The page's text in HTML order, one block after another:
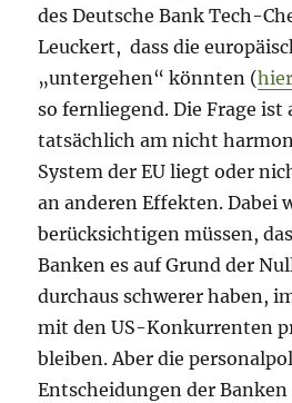
des Deutsche Bank Tech-
Leuckert, dass die
„untergehen“ könnten (hier
so fernliegend. Die Frage ist
tatsächlich am nicht
System der EU liegt oder
an anderen Effekten. Dabei
berücksichtigen müssen,
Banken es auf Grund der
durchaus schwerer haben,
mit den US-Konkurrenten
bleiben. Aber die
Entscheidungen der